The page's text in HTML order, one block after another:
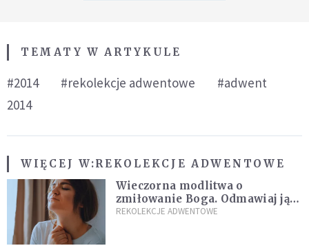
TEMATY W ARTYKULE
#2014 #rekolekcje adwentowe
#adwent
2014
WIĘCEJ W:REKOLEKCJE ADWENTOWE
Wieczorna modlitwa o
zmiłowanie Boga. Odmawiaj ją,
gdy jest ci w życiu źle
REKOLEKCJE ADWENTOWE